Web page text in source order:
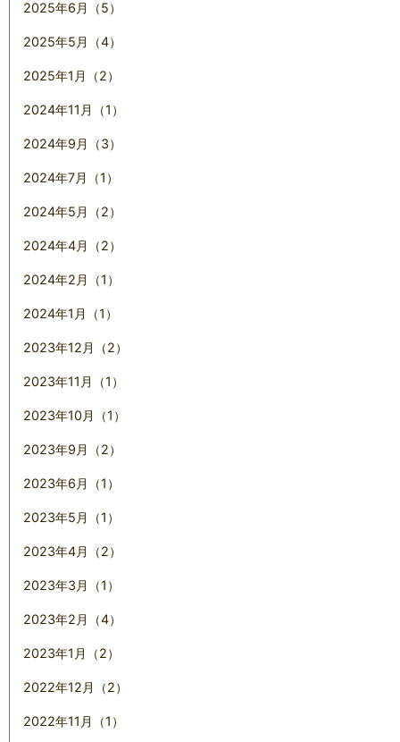
2025年6月（5）
2025年5月（4）
2025年1月（2）
2024年11月（1）
2024年9月（3）
2024年7月（1）
2024年5月（2）
2024年4月（2）
2024年2月（1）
2024年1月（1）
2023年12月（2）
2023年11月（1）
2023年10月（1）
2023年9月（2）
2023年6月（1）
2023年5月（1）
2023年4月（2）
2023年3月（1）
2023年2月（4）
2023年1月（2）
2022年12月（2）
2022年11月（1）